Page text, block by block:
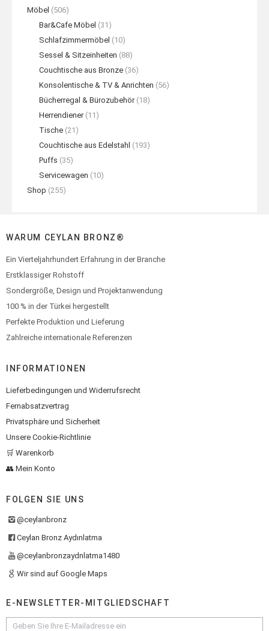
Möbel (506)
Bar&Cafe Möbel (31)
Schlafzimmermöbel (10)
Sessel & Sitzeinheiten (88)
Couchtische aus Bronze (36)
Konsolentische & TV & Anrichten (56)
Bücherregal & Bürozubehör (18)
Herrendiener (11)
Tische (21)
Couchtische aus Edelstahl (193)
Puffs (35)
Servicewagen (10)
Shop (255)
WARUM CEYLAN BRONZ®
Ein Vierteljahrhundert Erfahrung in der Branche
Erstklassiger Rohstoff
Sondergröße, Design und Projektanwendung
100 % in der Türkei hergestellt
Perfekte Produktion und Lieferung
Zahlreiche internationale Referenzen
INFORMATIONEN
Lieferbedingungen und Widerrufsrecht
Fernabsatzvertrag
Privatsphäre und Sicherheit
Unsere Cookie-Richtlinie
🛒 Warenkorb
👥 Mein Konto
FOLGEN SIE UNS
@ceylanbronz
Ceylan Bronz Aydınlatma
@ceylanbronzaydnlatma1480
Wir sind auf Google Maps
E-NEWSLETTER-MITGLIEDSCHAFT